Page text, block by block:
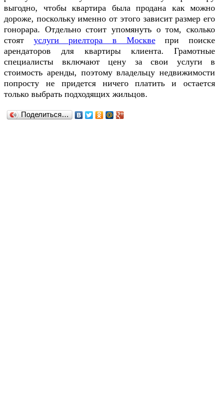
выгодно, чтобы квартира была продана как можно
дороже, поскольку именно от этого зависит размер его
гонорара. Отдельно стоит упомянуть о том, сколько
стоят услуги риелтора в Москвепри поиске
арендаторов для квартиры клиента. Грамотные
специалисты включают цену за свои услуги в
стоимость аренды, поэтому владельцу недвижимости
попросту не придется ничего платить и остается
только выбрать подходящих жильцов.
Поделиться…